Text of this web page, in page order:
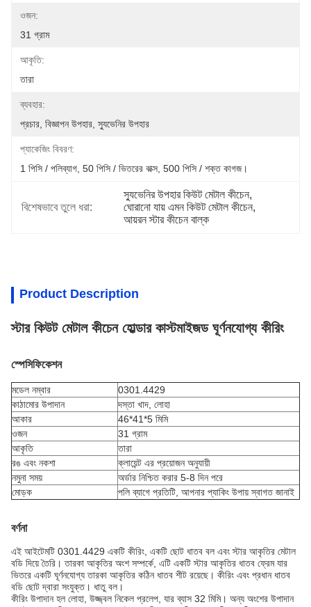
ওজন:
31 গ্রাম
আকৃতি:
তারা
ব্যবহার:
প্রচার, বিজ্ঞাপন উপহার, স্যুভেনির উপহার
প্যাকেজিং বিবরণ:
1 পিসি / পলিব্যাগ, 50 পিসি / ভিতরের বাক্স, 500 পিসি / শক্ত কাগজ।
বিশেষভাবে তুলে ধরা:
স্যুভেনির উপহার কিউট মেটাল কীচেন,
ঘোরানো যায় এমন কিউট মেটাল কীচেন,
আয়রন স্টার কীচেন বাল্ক
Product Description
স্টার কিউট মেটাল কীচেন হোল্ডার কাস্টমাইজড ঘূর্ণনযোগ্য কীরিং
স্পেসিফিকেশন
মডেল নম্বার
0301.4429
কাঠামোর উপাদান
দস্তা খাদ, লোহা
আকার
46*41*5 মিমি
ওজন
31 গ্রাম
আকৃতি
তারা
রঙ এবং নকশা
ক্লায়েন্ট এর প্রয়োজন অনুযায়ী
নমুনা সময়
অর্ডার নিশ্চিত করার 5-8 দিন পরে
মোড়ক
পলি ব্যাগে প্রতিটি, আপনার প্যাকিং উপায় স্বাগত জানাই
বর্ণনা
এই আইটেমটি 0301.4429 একটি কীরিং, একটি ছোট ধাতব বল এবং স্টার আকৃতির মেটাল
বডি দিয়ে তৈরি। তারকা আকৃতির অংশ সম্পর্কে, এটি একটি স্টার আকৃতির ধাতব ফ্রেম যার
ভিতরে একটি ঘূর্ণনযোগ্য তারকা আকৃতির কঠিন ধাতব শীট রয়েছে। কীরিং এবং প্রধান ধাতব
বডি ছোট দ্বারা সংযুক্ত। ধাতু বল।
কীরিং উপাদান হল লোহা, উজ্জ্বল নিকেল প্রলেপ, যার ব্যাস 32 মিমি। অন্য অংশের উপাদান